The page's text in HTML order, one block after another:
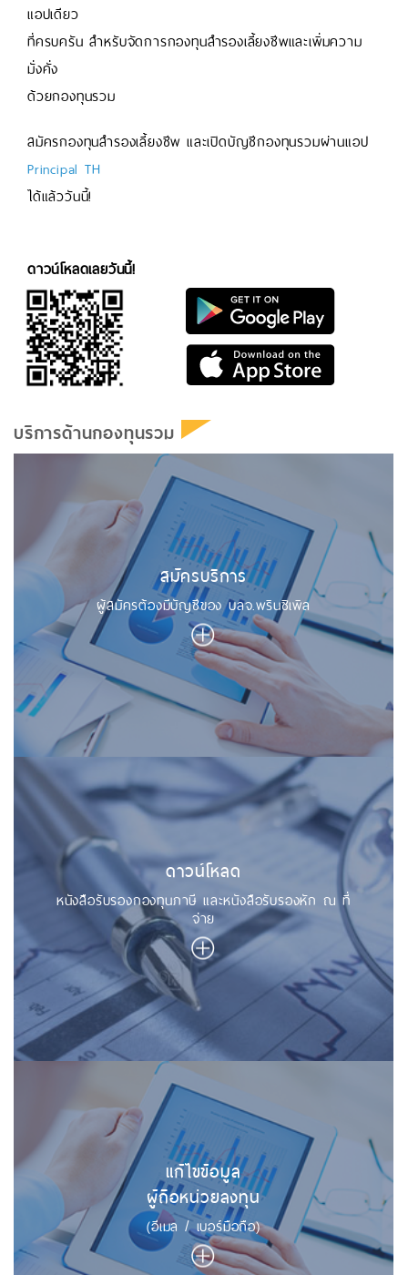
แอปเดียว
ที่ครบครัน สำหรับจัดการกองทุนสำรองเลี้ยงชีพและเพิ่มความ
มั่งคั่ง
ด้วยกองทุนรวม
สมัครกองทุนสำรองเลี้ยงชีพ และเปิดบัญชีกองทุนรวมผ่านแอป
Principal TH
ได้แล้ววันนี้!
ดาวน์โหลดเลยวันนี้!
บริการด้านกองทุนรวม
สมัครบริการ
ผู้สมัครต้องมีบัญชีของ บลจ.พรินซิเพิล
ดาวน์โหลด
หนังสือรับรองกองทุนภาษี และหนังสือรับรองหัก ณ ที่
จ่าย
แก้ไขข้อมูล
ผู้ถือหน่วยลงทุน
(อีเมล / เบอร์มือถือ)